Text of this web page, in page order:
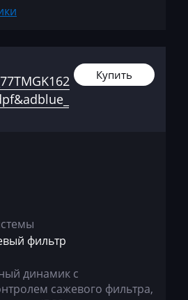
Купить
фильтр
динамик с
сажевого фильтра,